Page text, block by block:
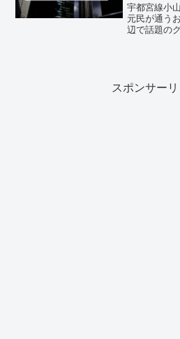
宇都宮線小
元民が通う
辺で話題の
スポンサーリ